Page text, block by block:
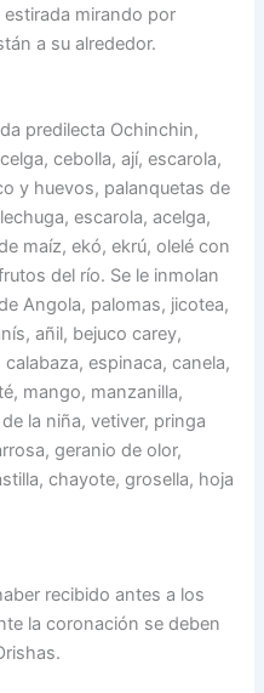
estirada mirando por
a su alrededor.
predilecta Ochinchin,
cebolla, ají, escarola,
y huevos, palanquetas de
escarola, acelga,
maíz, ekó, ekrú, olelé con
del río. Se le inmolan
Angola, palomas, jicotea,
añil, bejuco carey,
espinaca, canela,
mango, manzanilla,
la niña, vetiver, pringa
geranio de olor,
chayote, grosella, hoja
recibido antes a los
la coronación se deben